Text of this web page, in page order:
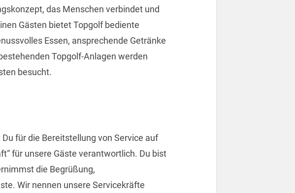
das Menschen verbindet und
Gästen bietet Topgolf bediente
Essen, ansprechende Getränke
Topgolf-Anlagen werden
besucht.​​​
für die Bereitstellung von Service auf
für unsere Gäste verantwortlich. Du bist
die Begrüßung,
Wir nennen unsere Servicekräfte